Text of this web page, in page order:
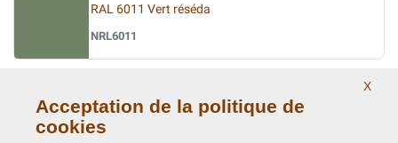
RAL 6011 Vert réséda
NRL6011
RAL 6012 Vert noir
NRL6012
X
Acceptation de la politique de
cookies